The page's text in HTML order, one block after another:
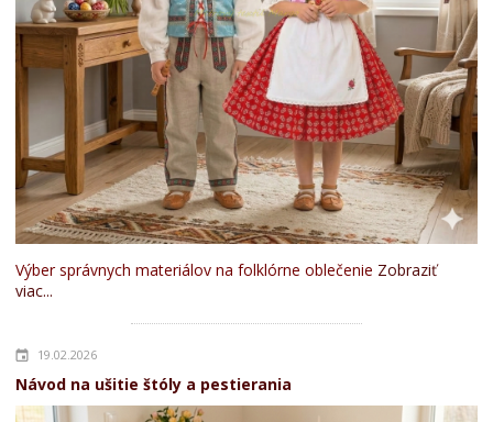
Výber správnych materiálov na folklórne oblečenie Zobraziť
viac...
19.02.2026
Návod na ušitie štóly a pestierania